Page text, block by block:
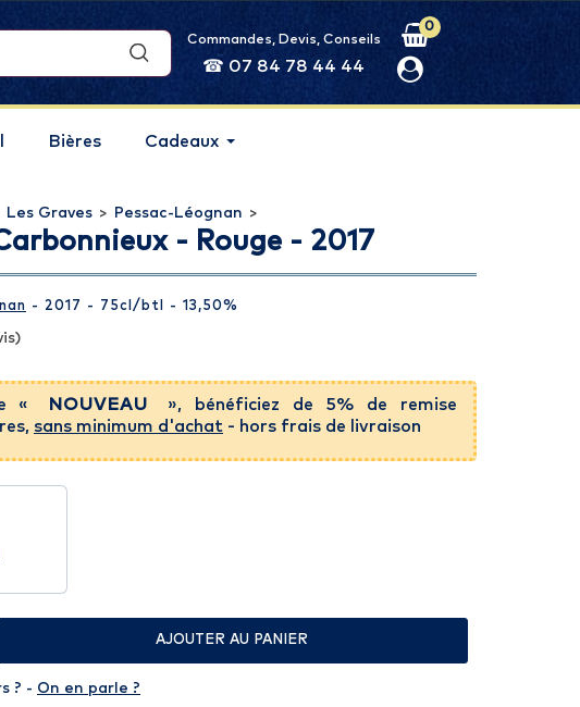
Commandes, Devis, Conseils
☎ 07 84 78 44 44
0
Bières Cadeaux
Les Graves > Pessac-Léognan >
- Rouge - 2017
- 2017 - 75cl /btl - 13,50%
« NOUVEAU
», bénéficiez de 5% de remise
sans minimum d'achat - hors frais de livraison
AJOUTER AU PANIER
? - On en parle ?